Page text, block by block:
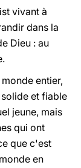
vivant à
dans la
Dieu : au
entier,
et fiable
jeune, mais
qui ont
que c'est
en